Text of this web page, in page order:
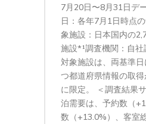
7月20日〜8月31日デ
日：各年7月1日時点
象施設：日本国内の
施設*¹調査機関：自社
対象施設は、両基準
つ都道府県情報の取
に限定。 ＜調査結果
泊需要は、予約数（
数（+13.0%）、客室